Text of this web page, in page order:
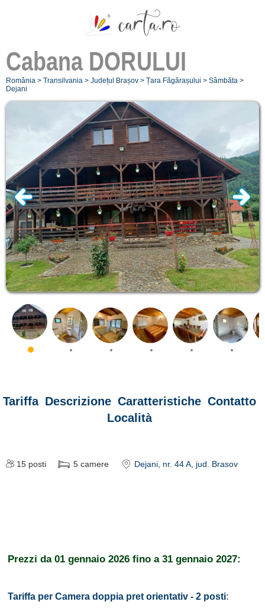
Cabana DORULUI
România > Transilvania > Județul Brașov > Țara Făgărașului > Sâmbăta >
Dejani
Tariffa Descrizione Caratteristiche Contatto
Località
15 posti 5 camere Dejani , nr. 44 A , jud. Brasov
Prezzi da 01 gennaio 2026 fino a 31 gennaio 2027:
Tariffa per Camera doppia pret orientativ - 2 posti: